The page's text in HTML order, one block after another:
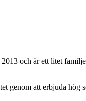
och är ett litet
genom att erbjuda hög